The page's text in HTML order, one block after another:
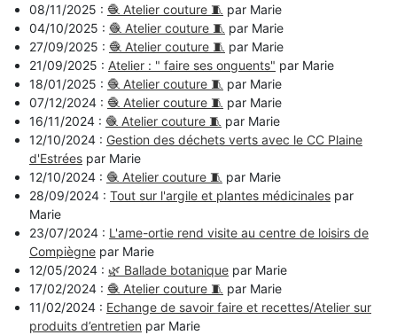
08/11/2025 : 🧶 Atelier couture 🧵 par Marie
04/10/2025 : 🧶 Atelier couture 🧵 par Marie
27/09/2025 : 🧶 Atelier couture 🧵 par Marie
21/09/2025 : Atelier : " faire ses onguents" par Marie
18/01/2025 : 🧶 Atelier couture 🧵 par Marie
07/12/2024 : 🧶 Atelier couture 🧵 par Marie
16/11/2024 : 🧶 Atelier couture 🧵 par Marie
12/10/2024 : Gestion des déchets verts avec le CC Plaine
d'Estrées par Marie
12/10/2024 : 🧶 Atelier couture 🧵 par Marie
28/09/2024 : Tout sur l'argile et plantes médicinales par
Marie
23/07/2024 : L'ame-ortie rend visite au centre de loisirs de
Compiègne par Marie
12/05/2024 : 🌿 Ballade botanique par Marie
17/02/2024 : 🧶 Atelier couture 🧵 par Marie
11/02/2024 : Echange de savoir faire et recettes/Atelier sur
produits d’entretien par Marie